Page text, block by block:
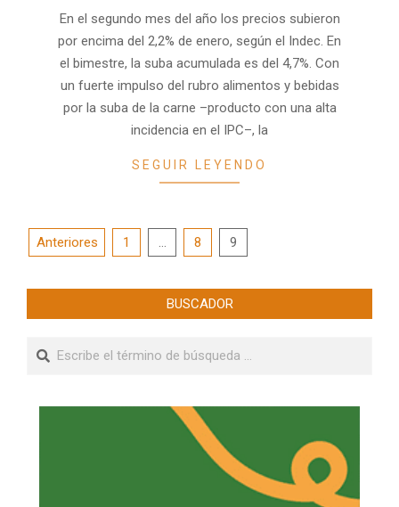
En el segundo mes del año los precios subieron
por encima del 2,2% de enero, según el Indec. En
el bimestre, la suba acumulada es del 4,7%. Con
un fuerte impulso del rubro alimentos y bebidas
por la suba de la carne –producto con una alta
incidencia en el IPC–, la
SEGUIR LEYENDO
Paginación
Anteriores 1 … 8 9
BUSCADOR
Buscar